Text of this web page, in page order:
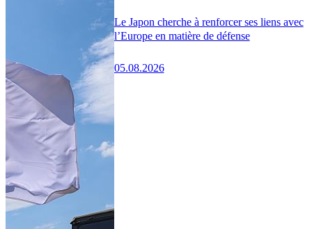
Le Japon cherche à renforcer ses liens avec
l’Europe en matière de défense
05.08.2026